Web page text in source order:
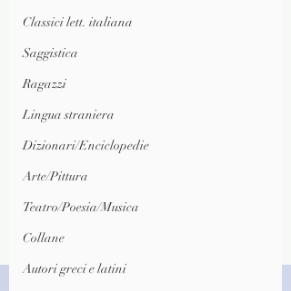
Classici lett. italiana
Saggistica
Ragazzi
Lingua straniera
Dizionari/Enciclopedie
Arte/Pittura
Teatro/Poesia/Musica
Collane
Autori greci e latini